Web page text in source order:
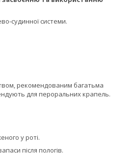
судинної системи.
рекомендованим багатьма
для пероральних крапель.
у роті.
після пологів.